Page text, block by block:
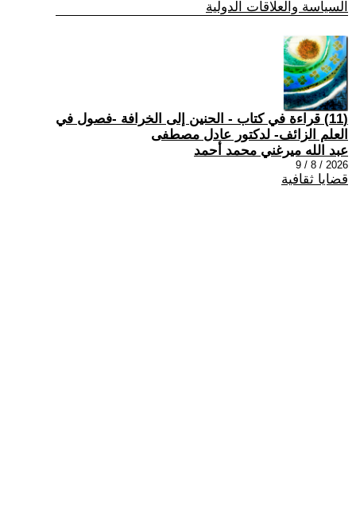
السياسة والعلاقات الدولية
(11) قراءة في كتاب - الحنين إلى الخرافة -فصول في
العلم الزائف- لدكتور عادل مصطفى
عبد الله ميرغني محمد أحمد
2026 / 8 / 9
قضايا ثقافية